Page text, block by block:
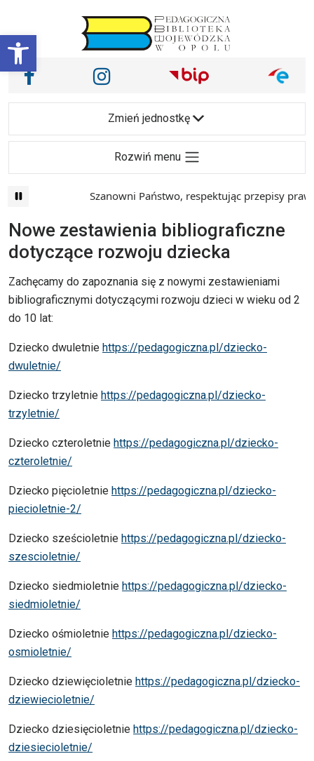
Otwórz pasek narzędzi
Main Navigation
Nasze media społecznościowe i inne
Facebook Instagram
Zmień jednostkę
Rozwiń menu
Szanowni Państwo, respektując przepisy
Nowe zestawienia bibliograficzne
dotyczące rozwoju dziecka
Zachęcamy do zapoznania się z nowymi zestawieniami
bibliograficznymi dotyczącymi rozwoju dzieci w wieku od 2
do 10 lat:
Dziecko dwuletnie https://pedagogiczna.pl/dziecko-
dwuletnie/
Dziecko trzyletnie https://pedagogiczna.pl/dziecko-
trzyletnie/
Dziecko czteroletnie https://pedagogiczna.pl/dziecko-
czteroletnie/
Dziecko pięcioletnie https://pedagogiczna.pl/dziecko-
piecioletnie-2/
Dziecko sześcioletnie https://pedagogiczna.pl/dziecko-
szescioletnie/
Dziecko siedmioletnie https://pedagogiczna.pl/dziecko-
siedmioletnie/
Dziecko ośmioletnie https://pedagogiczna.pl/dziecko-
osmioletnie/
Dziecko dziewięcioletnie https://pedagogiczna.pl/dziecko-
dziewiecioletnie/
Dziecko dziesięcioletnie https://pedagogiczna.pl/dziecko-
dziesiecioletnie/